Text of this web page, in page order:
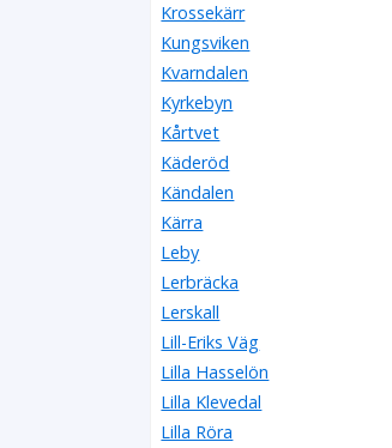
Krossekärr
Kungsviken
Kvarndalen
Kyrkebyn
Kårtvet
Käderöd
Kändalen
Kärra
Leby
Lerbräcka
Lerskall
Lill-Eriks Väg
Lilla Hasselön
Lilla Klevedal
Lilla Röra